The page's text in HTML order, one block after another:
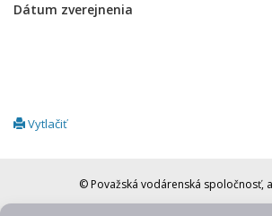
Dátum zverejnenia
Vytlačiť
© Považská vodárenská spoločnosť,